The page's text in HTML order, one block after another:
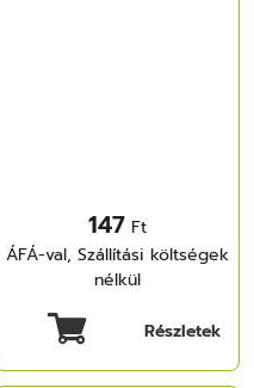
147 Ft
ÁFÁ-val, Szállítási költségek
nélkül
Részletek